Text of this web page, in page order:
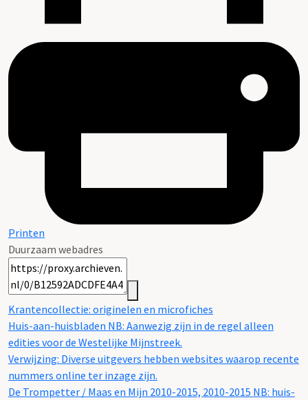
Printen
Duurzaam webadres
Krantencollectie: originelen en microfiches
Huis-aan-huisbladen NB: Aanwezig zijn in de regel alleen
edities voor de Westelijke Mijnstreek.
Verwijzing: Diverse uitgevers hebben websites waarop recente
nummers online ter inzage zijn.
De Trompetter / Maas en Mijn 2010-2015, 2010-2015 NB: huis-